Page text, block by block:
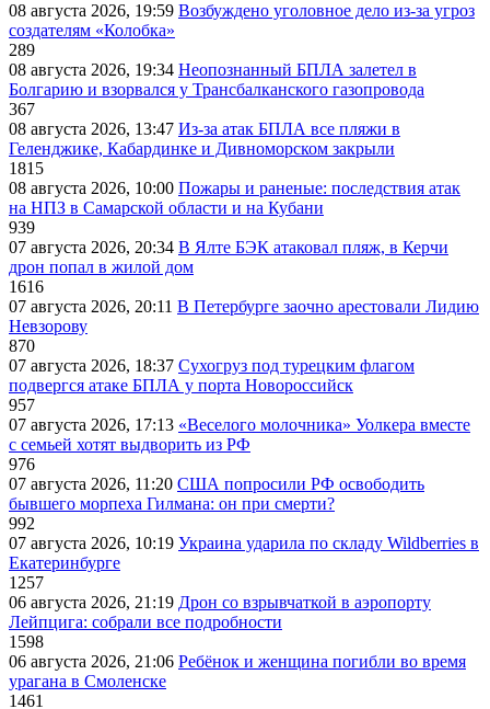
08 августа 2026, 19:59 Возбуждено уголовное дело из-за угроз
создателям «Колобка»
289
08 августа 2026, 19:34 Неопознанный БПЛА залетел в
Болгарию и взорвался у Трансбалканского газопровода
367
08 августа 2026, 13:47 Из-за атак БПЛА все пляжи в
Геленджике, Кабардинке и Дивноморском закрыли
1815
08 августа 2026, 10:00 Пожары и раненые: последствия атак
на НПЗ в Самарской области и на Кубани
939
07 августа 2026, 20:34 В Ялте БЭК атаковал пляж, в Керчи
дрон попал в жилой дом
1616
07 августа 2026, 20:11 В Петербурге заочно арестовали Лидию
Невзорову
870
07 августа 2026, 18:37 Сухогруз под турецким флагом
подвергся атаке БПЛА у порта Новороссийск
957
07 августа 2026, 17:13 «Веселого молочника» Уолкера вместе
с семьей хотят выдворить из РФ
976
07 августа 2026, 11:20 США попросили РФ освободить
бывшего морпеха Гилмана: он при смерти?
992
07 августа 2026, 10:19 Украина ударила по складу Wildberries в
Екатеринбурге
1257
06 августа 2026, 21:19 Дрон со взрывчаткой в аэропорту
Лейпцига: собрали все подробности
1598
06 августа 2026, 21:06 Ребёнок и женщина погибли во время
урагана в Смоленске
1461